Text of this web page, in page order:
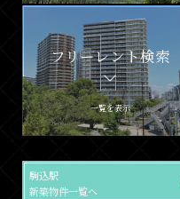
フリーレント検索
一覧を表示
駒込駅
新築物件一覧へ